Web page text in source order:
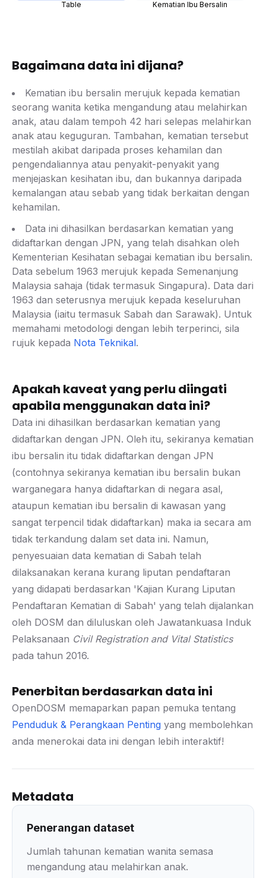
Table Kematian Ibu Bersalin
Bagaimana data ini dijana?
Kematian ibu bersalin merujuk kepada kematian
seorang wanita ketika mengandung atau melahirkan
anak, atau dalam tempoh 42 hari selepas melahirkan
anak atau keguguran. Tambahan, kematian tersebut
mestilah akibat daripada proses kehamilan dan
pengendaliannya atau penyakit-penyakit yang
menjejaskan kesihatan ibu, dan bukannya daripada
kemalangan atau sebab yang tidak berkaitan dengan
kehamilan.
Data ini dihasilkan berdasarkan kematian yang
didaftarkan dengan JPN, yang telah disahkan oleh
Kementerian Kesihatan sebagai kematian ibu bersalin.
Data sebelum 1963 merujuk kepada Semenanjung
Malaysia sahaja (tidak termasuk Singapura). Data dari
1963 dan seterusnya merujuk kepada keseluruhan
Malaysia (iaitu termasuk Sabah dan Sarawak). Untuk
memahami metodologi dengan lebih terperinci, sila
rujuk kepada Nota Teknikal.
Apakah kaveat yang perlu diingati
apabila menggunakan data ini?
Data ini dihasilkan berdasarkan kematian yang
didaftarkan dengan JPN. Oleh itu, sekiranya kematian
ibu bersalin itu tidak didaftarkan dengan JPN
(contohnya sekiranya kematian ibu bersalin bukan
warganegara hanya didaftarkan di negara asal,
ataupun kematian ibu bersalin di kawasan yang
sangat terpencil tidak didaftarkan) maka ia secara am
tidak terkandung dalam set data ini. Namun,
penyesuaian data kematian di Sabah telah
dilaksanakan kerana kurang liputan pendaftaran
yang didapati berdasarkan 'Kajian Kurang Liputan
Pendaftaran Kematian di Sabah' yang telah dijalankan
oleh DOSM dan diluluskan oleh Jawatankuasa Induk
Pelaksanaan Civil Registration and Vital Statistics
pada tahun 2016.
Penerbitan berdasarkan data ini
OpenDOSM memaparkan papan pemuka tentang
Penduduk & Perangkaan Penting yang membolehkan
anda menerokai data ini dengan lebih interaktif!
Metadata
Penerangan dataset
Jumlah tahunan kematian wanita semasa
mengandung atau melahirkan anak.